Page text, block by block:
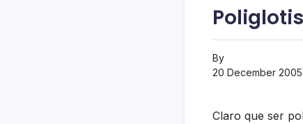
By
20 December 2005
Claro que ser